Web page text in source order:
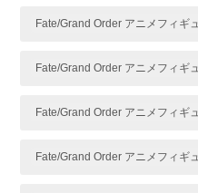
Fate/Grand Order アニメフィギ
Fate/Grand Order アニメフィギ
Fate/Grand Order アニメフィギ
Fate/Grand Order アニメフィギ